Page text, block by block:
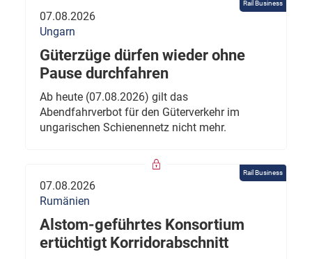
Rail Business
07.08.2026
Ungarn
Güterzüge dürfen wieder ohne
Pause durchfahren
Ab heute (07.08.2026) gilt das
Abendfahrverbot für den Güterverkehr im
ungarischen Schienennetz nicht mehr.
Rail Business
07.08.2026
Rumänien
Alstom-geführtes Konsortium
ertüchtigt Korridorabschnitt